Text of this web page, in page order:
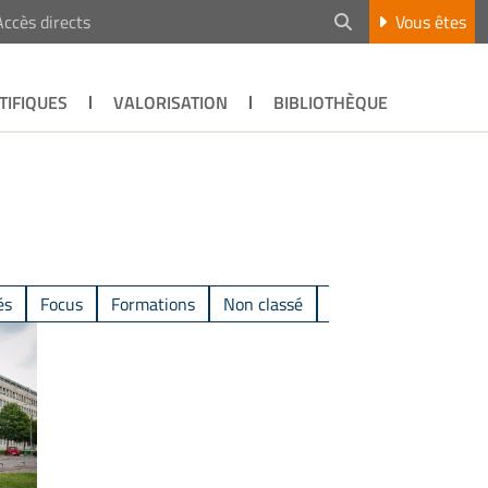
directs Vous êtes
VALORISATION BIBLIOTHÈQUE
Focus Formations Non classé